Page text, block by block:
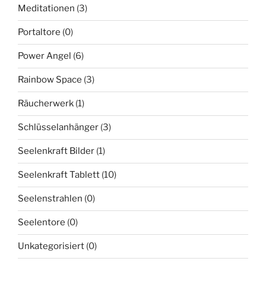
Meditationen (3)
Portaltore (0)
Power Angel (6)
Rainbow Space (3)
Räucherwerk (1)
Schlüsselanhänger (3)
Seelenkraft Bilder (1)
Seelenkraft Tablett (10)
Seelenstrahlen (0)
Seelentore (0)
Unkategorisiert (0)